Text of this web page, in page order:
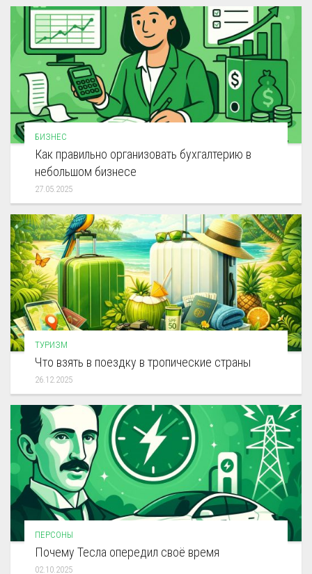
БИЗНЕС
Как правильно организовать бухгалтерию в
небольшом бизнесе
27.05.2025
ТУРИЗМ
Что взять в поездку в тропические страны
26.12.2025
ПЕРСОНЫ
Почему Тесла опередил своё время
02.10.2025